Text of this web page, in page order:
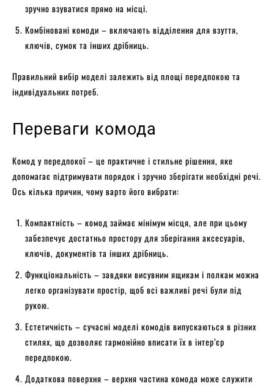
зручно взуватися прямо на місці.
Комбіновані комоди – включають відділення для взуття,
ключів, сумок та інших дрібниць.
Правильний вибір моделі залежить від площі передпокою та
індивідуальних потреб.
Переваги комода
Комод у передпокої – це практичне і стильне рішення, яке
допомагає підтримувати порядок і зручно зберігати необхідні речі.
Ось кілька причин, чому варто його вибрати:
Компактність – комод займає мінімум місця, але при цьому
забезпечує достатньо простору для зберігання аксесуарів,
ключів, документів та інших дрібниць.
Функціональність – завдяки висувним ящикам і полкам можна
легко організувати простір, щоб всі важливі речі були під
рукою.
Естетичність – сучасні моделі комодів випускаються в різних
стилях, що дозволяє гармонійно вписати їх в інтер’єр
передпокою.
Додаткова поверхня – верхня частина комода може служити